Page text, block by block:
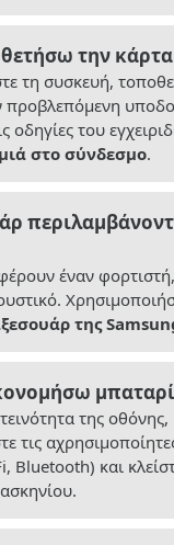
την κάρτα
τη συσκευή,
προβλεπόμενη
οδηγίες του
στο σύνδεσμο.
έναν
της
της οθόνης,
τις
Bluetooth) και